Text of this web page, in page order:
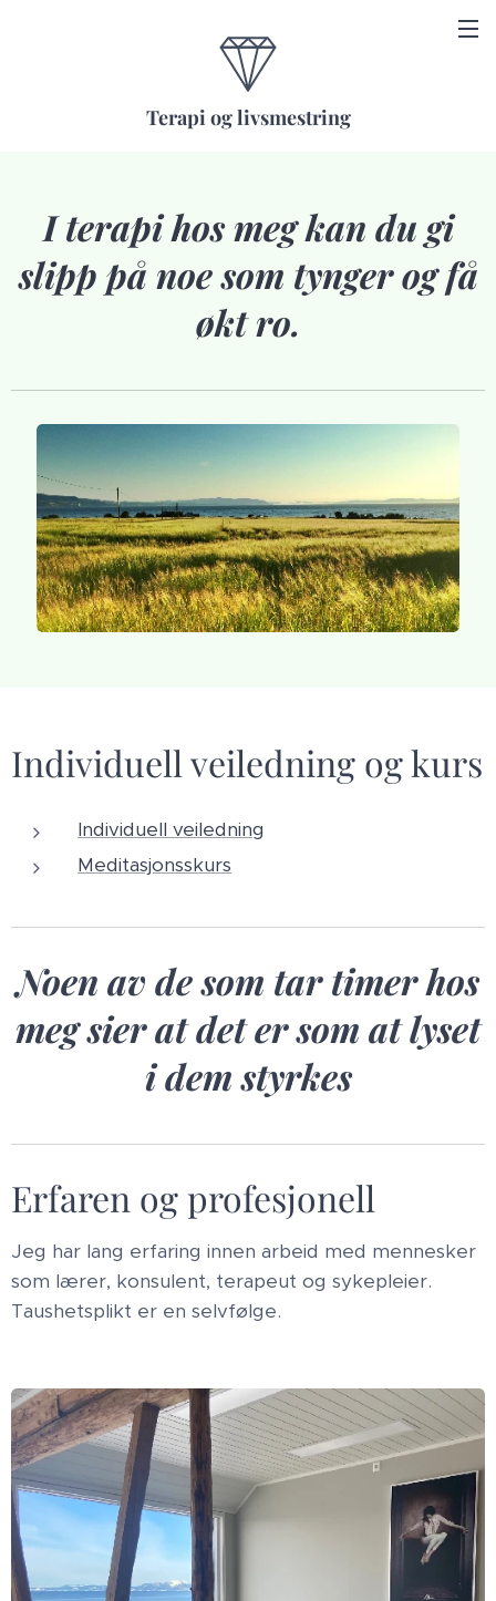
Terapi og livsmestring
I terapi hos meg kan du gi
slipp på noe som tynger og få
økt ro.
Individuell veiledning og kurs
Individuell veiledning
Meditasjonsskurs
Noen av de som tar timer hos
meg sier at det er som at lyset
i dem styrkes
Erfaren og profesjonell
Jeg har lang erfaring innen arbeid med mennesker
som lærer, konsulent, terapeut og sykepleier.
Taushetsplikt er en selvfølge.